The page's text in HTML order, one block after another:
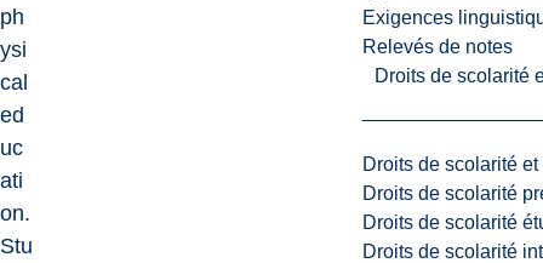
Exigences
Relevés de notes
Droits de scolarité
Droits de scolarité
Droits de scolarité
Droits de scolarité
Droits de scolarité
ph
ysi
cal
ed
uc
ati
on.
Stu